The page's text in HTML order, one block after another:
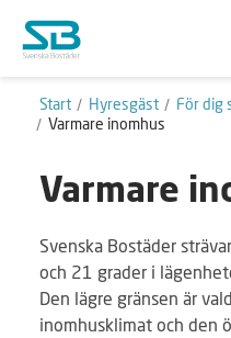
Start Hyresgäst
För dig
Varmare inomhus
Varmare
Svenska Bostäder
och 21 grader i
Den lägre gränsen är
inomhusklimat och den